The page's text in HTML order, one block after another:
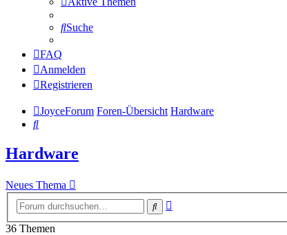
Suche
FAQ
Anmelden
Registrieren
JoyceForum Foren-Übersicht Hardware
Suche
Hardware
Neues Thema
Suche
36 Themen